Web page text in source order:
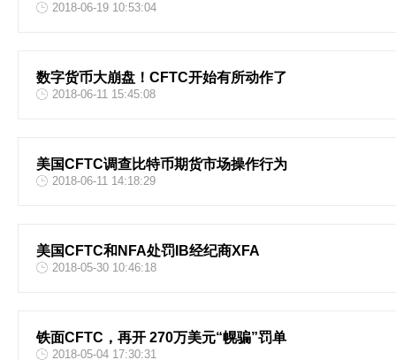
2018-06-19 10:53:04
数字货币大崩盘！CFTC开始有所动作了
2018-06-11 15:45:08
美国CFTC调查比特币期货市场操作行为
2018-06-11 14:18:29
美国CFTC和NFA处罚IB经纪商XFA
2018-05-30 10:46:18
铁面CFTC，再开 270万美元“幌骗”罚单
2018-05-04 17:30:31